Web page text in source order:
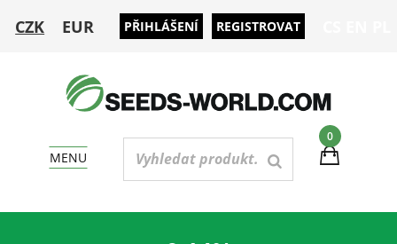
CZK EUR PŘIHLÁŠENÍ REGISTROVAT
0
MENU